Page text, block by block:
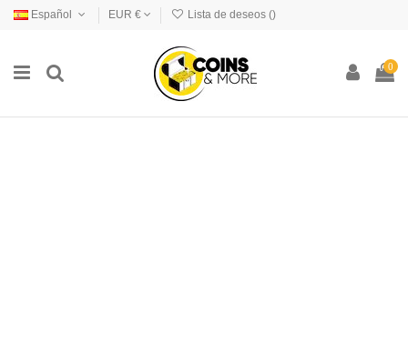
Español EUR € Lista de deseos ()
0